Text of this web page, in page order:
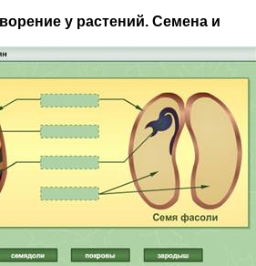
у растений. Семена и